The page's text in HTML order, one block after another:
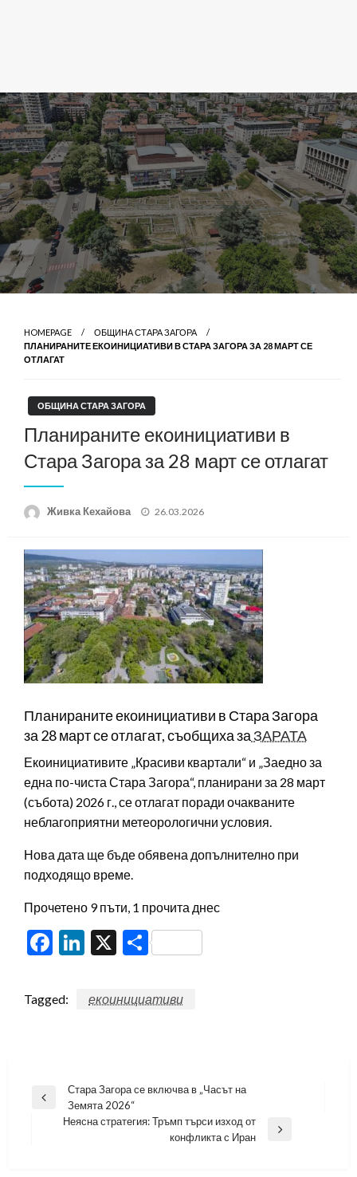
HOMEPAGE
ОБЩИНА СТАРА ЗАГОРА
ПЛАНИРАНИТЕ ЕКОИНИЦИАТИВИ В СТАРА ЗАГОРА ЗА 28 МАРТ СЕ
ОТЛАГАТ
ОБЩИНА СТАРА ЗАГОРА
Планираните екоинициативи в
Стара Загора за 28 март се отлагат
Живка Кехайова
Posted
26.03.2026
Планираните екоинициативи в Стара Загора
за 28 март се отлагат, съобщиха заЗАРАТА
Екоинициативите „Красиви квартали“ и „Заедно за
една по-чиста Стара Загора“, планирани за 28 март
(събота) 2026 г., се отлагат поради очакваните
неблагоприятни метеорологични условия.
Нова дата ще бъде обявена допълнително при
подходящо време.
Прочетено 9 пъти, 1 прочита днес
Facebook
LinkedIn
X Share
Tagged: екоинициативи
Навигация
Previous
Стара Загора се включва в „Часът на
Земята 2026“
Неясна стратегия: Тръмп търси изход от
конфликта с Иран